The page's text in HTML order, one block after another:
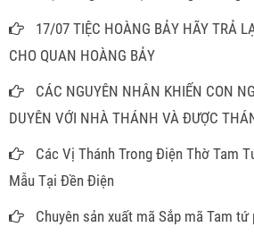
17/07 TIỆC HOÀNG BẢY HÃY TRẢ
CHO QUAN HOÀNG BẢY
CÁC NGUYÊN NHÂN KHIẾN CON
DUYÊN VỚI NHÀ THÁNH VÀ ĐƯỢC
ĐỒNGCác Vị Thánh Trong Điện Thờ Tam
Mẫu Tại Đền Điện
Chuyên sản xuất mã Sắp mã Tam tứ